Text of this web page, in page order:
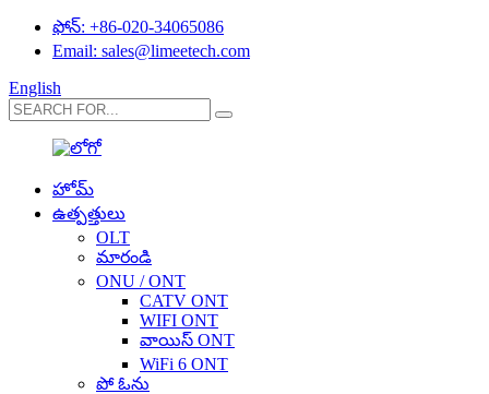
ఫోన్: +86-020-34065086
Email: sales@limeetech.com
English
హోమ్
ఉత్పత్తులు
OLT
మారండి
ONU / ONT
CATV ONT
WIFI ONT
వాయిస్ ONT
WiFi 6 ONT
పో ఓను